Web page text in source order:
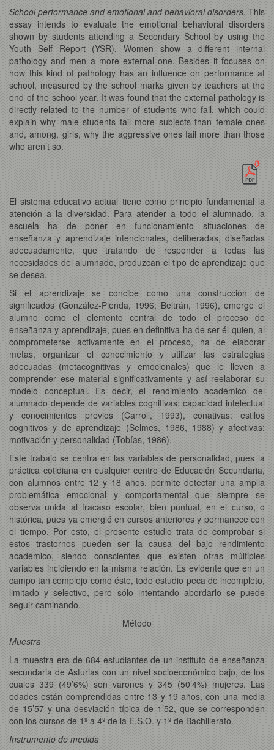
School performance and emotional and behavioral disorders. This
essay intends to evaluate the emotional behavioral disorders
shown by students attending a Secondary School by using the
Youth Self Report (YSR). Women show a different internal
pathology and men a more external one. Besides it focuses on
how this kind of pathology has an influence on performance at
school, measured by the school marks given by teachers at the
end of the school year. It was found that the external pathology is
directly related to the number of students who fail, which could
explain why male students fail more subjects than female ones
and, among, girls, why the aggressive ones fail more than those
who aren’t so.
El sistema educativo actual tiene como principio fundamental la
atención a la diversidad. Para atender a todo el alumnado, la
escuela ha de poner en funcionamiento situaciones de
enseñanza y aprendizaje intencionales, deliberadas, diseñadas
adecuadamente, que tratando de responder a todas las
necesidades del alumnado, produzcan el tipo de aprendizaje que
se desea.
Si el aprendizaje se concibe como una construcción de
significados (González-Pienda, 1996; Beltrán, 1996), emerge el
alumno como el elemento central de todo el proceso de
enseñanza y aprendizaje, pues en definitiva ha de ser él quien, al
comprometerse activamente en el proceso, ha de elaborar
metas, organizar el conocimiento y utilizar las estrategias
adecuadas (metacognitivas y emocionales) que le lleven a
comprender ese material significativamente y así reelaborar su
modelo conceptual. Es decir, el rendimiento académico del
alumnado depende de variables cognitivas: capacidad intelectual
y conocimientos previos (Carroll, 1993), conativas: estilos
cognitivos y de aprendizaje (Selmes, 1986, 1988) y afectivas:
motivación y personalidad (Tobías, 1986).
Este trabajo se centra en las variables de personalidad, pues la
práctica cotidiana en cualquier centro de Educación Secundaria,
con alumnos entre 12 y 18 años, permite detectar una amplia
problemática emocional y comportamental que siempre se
observa unida al fracaso escolar, bien puntual, en el curso, o
histórica, pues ya emergió en cursos anteriores y permanece con
el tiempo. Por esto, el presente estudio trata de comprobar si
estos trastornos pueden ser la causa del bajo rendimiento
académico, siendo conscientes que existen otras múltiples
variables incidiendo en la misma relación. Es evidente que en un
campo tan complejo como éste, todo estudio peca de incompleto,
limitado y selectivo, pero sólo intentando abordarlo se puede
seguir caminando.
Método
Muestra
La muestra era de 684 estudiantes de un instituto de enseñanza
secundaria de Asturias con un nivel socioeconómico bajo, de los
cuales 339 (49’6%) son varones y 345 (50’4%) mujeres. Las
edades están comprendidas entre 13 y 19 años, con una media
de 15’57 y una desviación típica de 1’52, que se corresponden
con los cursos de 1º a 4º de la E.S.O. y 1º de Bachillerato.
Instrumento de medida